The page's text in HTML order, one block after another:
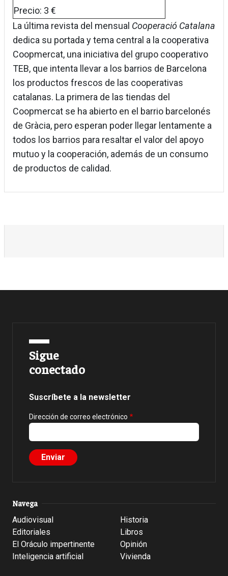
Precio: 3 €
La última revista del mensual Cooperació Catalana
dedica su portada y tema central a la cooperativa
Coopmercat, una iniciativa del grupo cooperativo
TEB, que intenta llevar a los barrios de Barcelona
los productos frescos de las cooperativas
catalanas. La primera de las tiendas del
Coopmercat se ha abierto en el barrio barcelonés
de Gràcia, pero esperan poder llegar lentamente a
todos los barrios para resaltar el valor del apoyo
mutuo y la cooperación, además de un consumo
de productos de calidad.
Sigue
conectado
Suscríbete a la newsletter
Dirección de correo electrónico
Navega
Audiovisual
Editoriales
El Oráculo impertinente
Inteligencia artificial
Historia
Libros
Opinión
Vivienda